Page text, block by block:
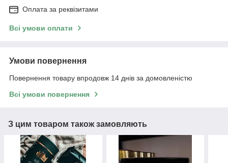
Оплата за реквізитами
Всі умови оплати
Умови повернення
Повернення товару впродовж 14 днів за домовленістю
Всі умови повернення
З цим товаром також замовляють